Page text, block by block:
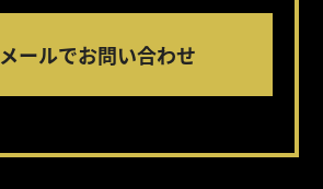
メールでお問い合わせ